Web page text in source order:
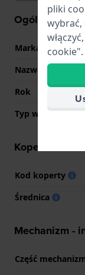
Ogólne
Marka
Nazwa
Rok
Typ
Koperta -
Kod koperty
Średnica
Mechanizm -
Część
pliki
wybrać,
cookie".